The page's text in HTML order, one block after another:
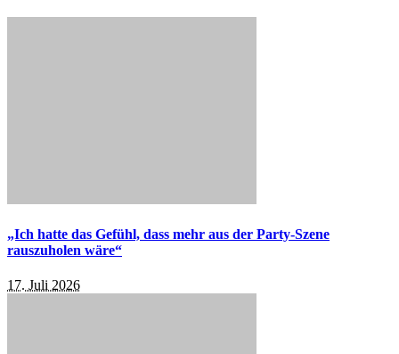
„Ich hatte das Gefühl, dass mehr aus der Party-Szene
rauszuholen wäre“
17. Juli 2026